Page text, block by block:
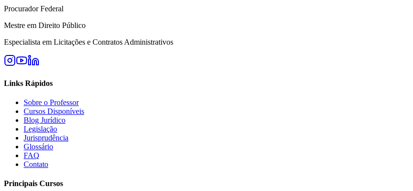
Procurador Federal
Mestre em Direito Público
Especialista em Licitações e Contratos Administrativos
Links Rápidos
Sobre o Professor
Cursos Disponíveis
Blog Jurídico
Legislação
Jurisprudência
Glossário
FAQ
Contato
Principais Cursos